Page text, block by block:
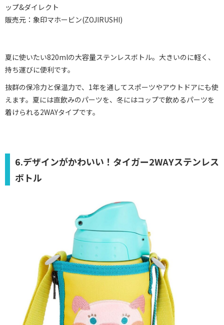
ップ&ダイレクト
販売元：象印マホービン(ZOJIRUSHI)
夏に使いたい820mlの大容量ステンレスボトル。大きいのに軽く、
持ち運びに便利です。
抜群の保冷力と保温力で、1年を通してスポーツやアウトドアにも使
えます。夏には直飲みのパーツを、冬にはコップで飲めるパーツを
着けられる2WAYタイプです。
6.デザインがかわいい！タイガー2WAYステンレス
ボトル